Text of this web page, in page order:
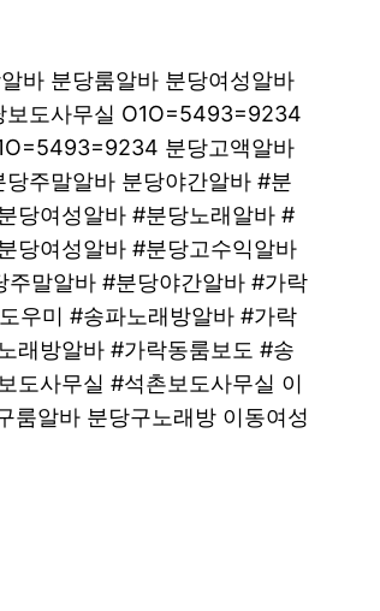
바 분당룸알바 분당여성알바
도사무실 O1O=5493=9234
분당고액알바
주말알바 분당야간알바 #분
당여성알바 #분당노래알바 #
당여성알바 #분당고수익알바
말알바 #분당야간알바 #가락
우미 #송파노래방알바 #가락
래방알바 #가락동룸보도 #송
도사무실 #석촌보도사무실 이
룸알바 분당구노래방 이동여성